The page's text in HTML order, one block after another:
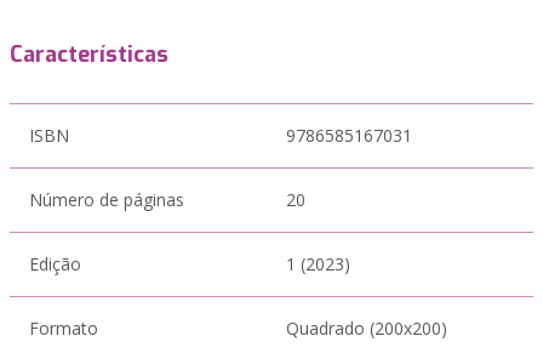
Características
ISBN 9786585167031
Número de páginas 20
Edição 1 (2023)
Formato Quadrado (200x200)